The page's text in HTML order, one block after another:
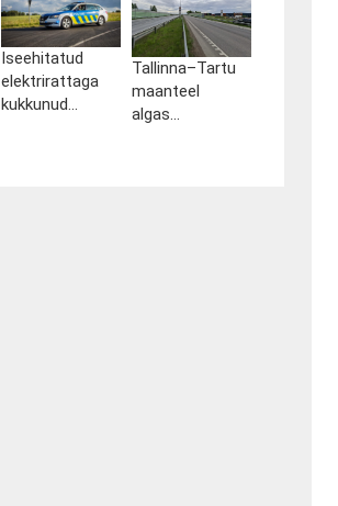
Iseehitatud
elektrirattaga
kukkunud...
Tallinna–Tartu
maanteel
algas...